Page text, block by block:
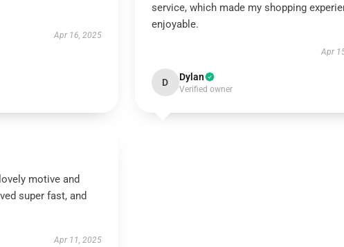
Apr 16, 2025
service, which made my shopping
enjoyable.
Apr
D Dylan
Verified owner
motive and
super fast, and
Apr 11, 2025